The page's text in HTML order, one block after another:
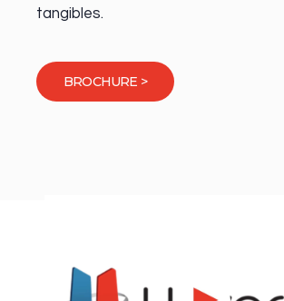
tangibles.
BROCHURE >